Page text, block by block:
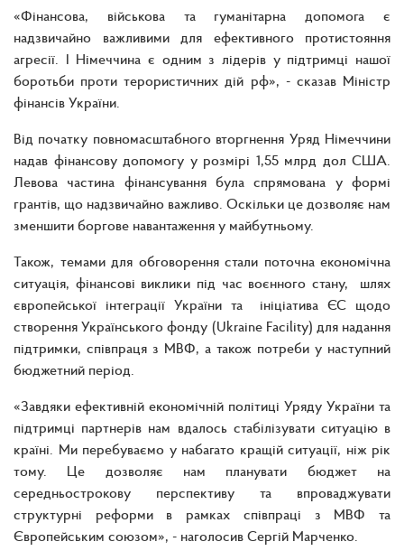
«Фінансова, військова та гуманітарна допомога є
надзвичайно важливими для ефективного протистояння
агресії. І Німеччина є одним з лідерів у підтримці нашої
боротьби проти терористичних дій рф», - сказав Міністр
фінансів України.
Від початку повномасштабного вторгнення Уряд Німеччини
надав фінансову допомогу у розмірі 1,55 млрд дол США.
Левова частина фінансування була спрямована у формі
грантів, що надзвичайно важливо. Оскільки це дозволяє нам
зменшити боргове навантаження у майбутньому.
Також, темами для обговорення стали поточна економічна
ситуація, фінансові виклики під час воєнного стану, шлях
європейської інтеграції України та ініціатива ЄС щодо
створення Українського фонду (Ukraine Facility) для надання
підтримки, співпраця з МВФ, а також потреби у наступний
бюджетний період.
«Завдяки ефективній економічній політиці Уряду України та
підтримці партнерів нам вдалось стабілізувати ситуацію в
країні. Ми перебуваємо у набагато кращій ситуації, ніж рік
тому. Це дозволяє нам планувати бюджет на
середньострокову перспективу та впроваджувати
структурні реформи в рамках співпраці з МВФ та
Європейським союзом», - наголосив Сергій Марченко.